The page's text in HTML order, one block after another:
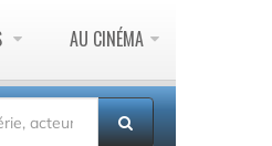
AU CINÉMA